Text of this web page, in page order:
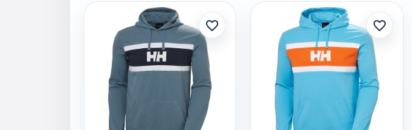
HELLY HANSEN
Helly Hansen Mikina
SALT
Dostupné veľkosti
S
95,00 €
HELLY HANSEN
Helly Hansen Mikina
SALT modrá
Dostupné veľkosti
95,00 €